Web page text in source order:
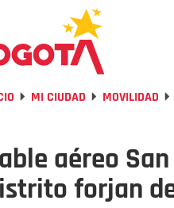
MI CIUDAD MOVILIDAD
aéreo
forjan